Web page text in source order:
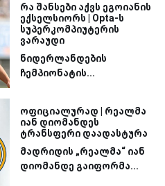
რა შანსები აქვს ეგოიანის
ექსელსიორს | Opta-ს
სუპერკომპიუტერის
ვარაუდი
ნიდერლანდების
ჩემპიონატის...
ოფიციალურად | რეალმა
იან დიომანდეს
ტრანსფერი დაადასტურა
მადრიდის „რეალმა“ იან
დიომანდე გაიფორმა...